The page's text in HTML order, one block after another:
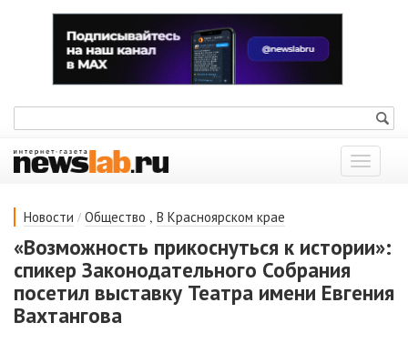
Показать
меню
Новости / Общество , В Красноярском крае
«Возможность прикоснуться к истории»:
спикер Законодательного Собрания
посетил выставку Театра имени Евгения
Вахтангова